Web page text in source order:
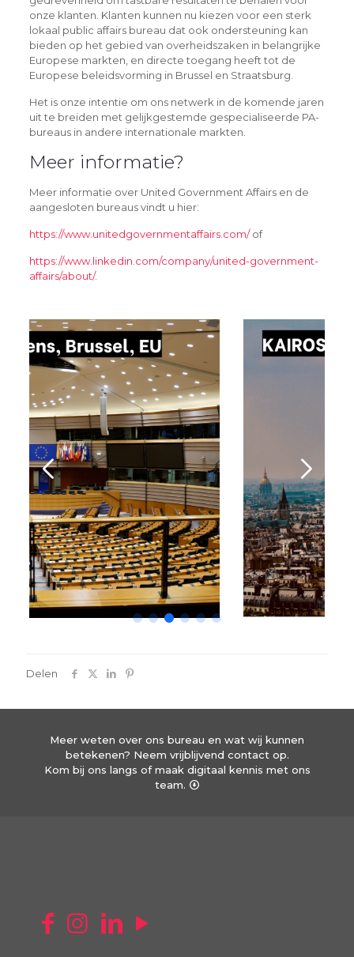
onze klanten. Klanten kunnen nu kiezen voor een sterk
lokaal public affairs bureau dat ook ondersteuning kan
bieden op het gebied van overheidszaken in belangrijke
Europese markten, en directe toegang heeft tot de
Europese beleidsvorming in Brussel en Straatsburg.
Het is onze intentie om ons netwerk in de komende jaren
uit te breiden met gelijkgestemde gespecialiseerde PA-
bureaus in andere internationale markten.
Meer informatie?
Meer informatie over United Government Affairs en de
aangesloten bureaus vindt u hier:
https://www.unitedgovernmentaffairs.com/of
https://www.linkedin.com/company/united-government-
affairs/about/.
Delen
Meer weten over ons bureau en wat wij kunnen
betekenen? Neem vrijblijvend contact op.
Kom bij ons langs of maak digitaal kennis met ons
team.